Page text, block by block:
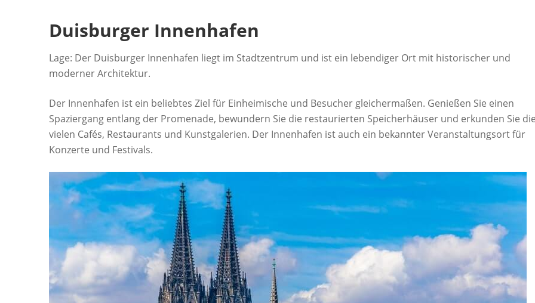
Duisburger Innenhafen
Lage: Der Duisburger Innenhafen liegt im Stadtzentrum und ist ein lebendiger Ort mit historischer und
moderner Architektur.
Der Innenhafen ist ein beliebtes Ziel für Einheimische und Besucher gleichermaßen. Genießen Sie einen
Spaziergang entlang der Promenade, bewundern Sie die restaurierten Speicherhäuser und erkunden Sie
vielen Cafés, Restaurants und Kunstgalerien. Der Innenhafen ist auch ein bekannter Veranstaltungsort für
Konzerte und Festivals.